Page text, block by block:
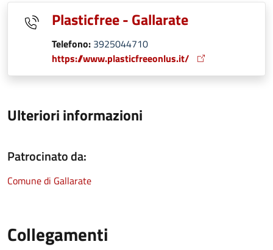
Plasticfree - Gallarate
Telefono: 3925044710
https://www.plasticfreeonlus.it/
Ulteriori informazioni
Patrocinato da:
Comune di Gallarate
Collegamenti